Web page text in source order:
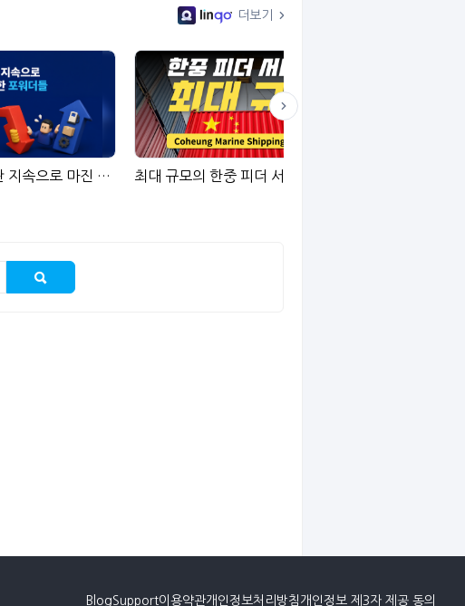
더보기
성장 둔화 및 혼란 지속으로 마진 압박에 직면한 포워더들 최대 규모의 한중 피더 서비스
BlogSupport이용약관개인정보처리방침 개인정보 제3자 제공 동의